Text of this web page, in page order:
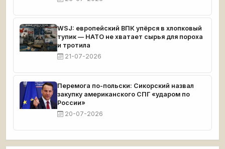
WSJ: европейский ВПК упёрся в хлопковый
тупик — НАТО не хватает сырья для пороха
и тротила
21-07-2026
Перемога по-польски: Сикорский назвал
закупку американского СПГ «ударом по
России»
20-07-2026